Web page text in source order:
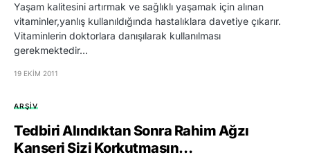
Yaşam kalitesini artırmak ve sağlıklı yaşamak için alınan
vitaminler,yanlış kullanıldığında hastalıklara davetiye çıkarır.
Vitaminlerin doktorlara danışılarak kullanılması
gerekmektedir…
19 EKIM 2011
ARŞIV
Tedbiri Alındıktan Sonra Rahim Ağzı
Kanseri Sizi Korkutmasın…